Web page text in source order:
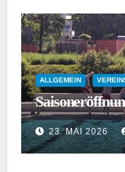
ALLGEMEIN
23. MAI 2026